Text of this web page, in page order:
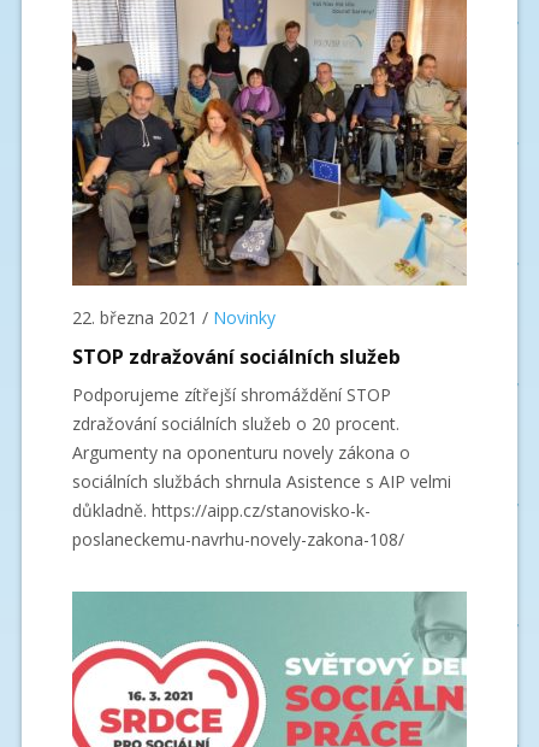
22. března 2021 / Novinky
STOP zdražování sociálních služeb
Podporujeme zítřejší shromáždění STOP
zdražování sociálních služeb o 20 procent.
Argumenty na oponenturu novely zákona o
sociálních službách shrnula Asistence s AIP velmi
důkladně. https://aipp.cz/stanovisko-k-
poslaneckemu-navrhu-novely-zakona-108/